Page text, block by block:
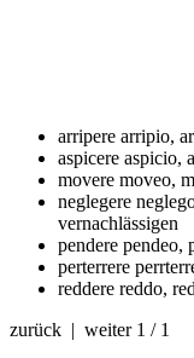
arripere arripio,
aspicere aspicio,
movere moveo,
neglegere
vernachlässigen
pendere pendeo,
perterrere
reddere reddo,
zurück | weiter 1 / 1